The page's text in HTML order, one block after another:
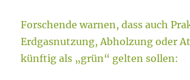
Forschende warnen, dass auch
Erdgasnutzung, Abholzung oder
künftig als „grün“ gelten sollen: